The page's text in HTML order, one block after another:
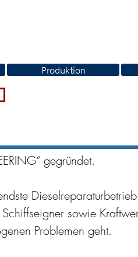
Produktion
gegründet.
sowie
Problemen geht.